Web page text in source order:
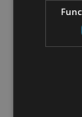
REDWAVE